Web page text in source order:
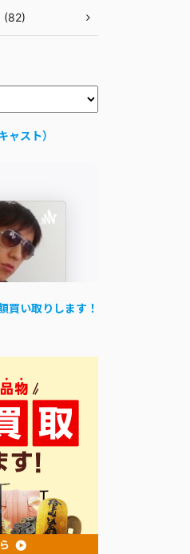
(82)
ャスト）
買い取りします！